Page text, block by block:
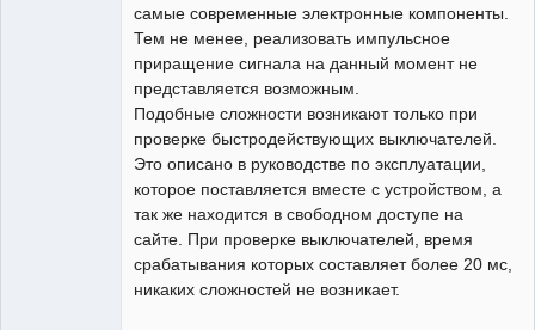
самые современные электронные компоненты.
Тем не менее, реализовать импульсное
приращение сигнала на данный момент не
представляется возможным.
Подобные сложности возникают только при
проверке быстродействующих выключателей.
Это описано в руководстве по эксплуатации,
которое поставляется вместе с устройством, а
так же находится в свободном доступе на
сайте. При проверке выключателей, время
срабатывания которых составляет более 20 мс,
никаких сложностей не возникает.